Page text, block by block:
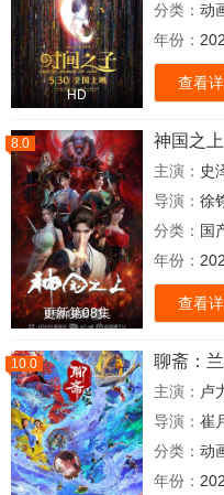
HD
分类： 动
年份：
查看
8.0
更新第08集
神国之上
主演： 史
导演： 徐
分类： 国
年份：
查看
10.0 聊斋：
主演： 卢
导演： 崔
分类： 动
年份：